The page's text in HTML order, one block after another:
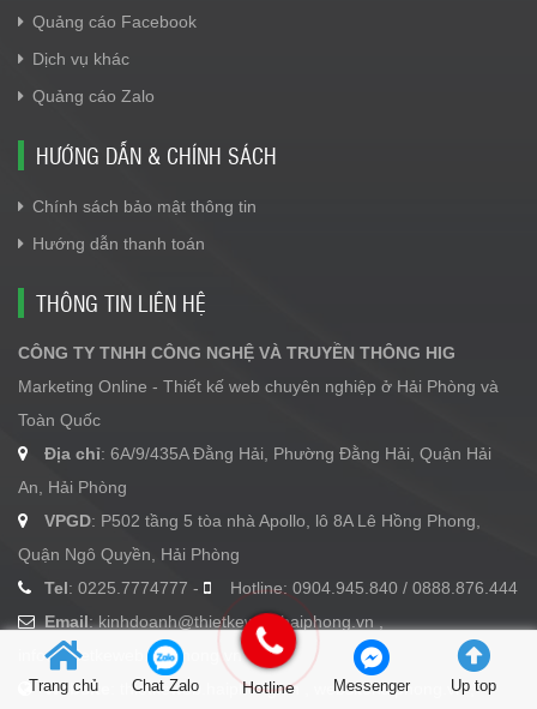
Quảng cáo Facebook
Dịch vụ khác
Quảng cáo Zalo
HƯỚNG DẪN & CHÍNH SÁCH
Chính sách bảo mật thông tin
Hướng dẫn thanh toán
THÔNG TIN LIÊN HỆ
CÔNG TY TNHH CÔNG NGHỆ VÀ TRUYỀN THÔNG HIG
Marketing Online - Thiết kế web chuyên nghiệp ở Hải Phòng và
Toàn Quốc
Địa chỉ: 6A/9/435A Đằng Hải, Phường Đằng Hải, Quận Hải
An, Hải Phòng
VPGD: P502 tầng 5 tòa nhà Apollo, lô 8A Lê Hồng Phong,
Quận Ngô Quyền, Hải Phòng
Tel: 0225.7774777 -
Hotline: 0904.945.840 / 0888.876.444
Email:kinhdoanh@thietkeweb.haiphong.vn,
info@thietkeweb.haiphong.vn
Website
: thietkeweb.haiphong.vn , websitehaiphong.vn ,
Trang chủ Chat Zalo Hotline Messenger Up top